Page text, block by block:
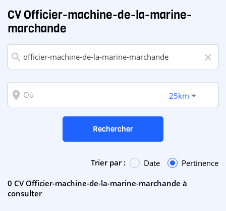
CV Officier-machine-de-la-marine-
marchande
search close
room 25km
Rechercher
0 CV Officier-machine-de-la-marine-marchande à
consulter
Trier par : Date Pertinence